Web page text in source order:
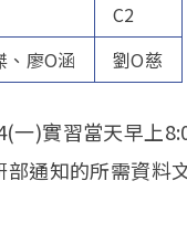
C2
、廖O涵 劉O慈
一)實習當天早上
通知的所需資料